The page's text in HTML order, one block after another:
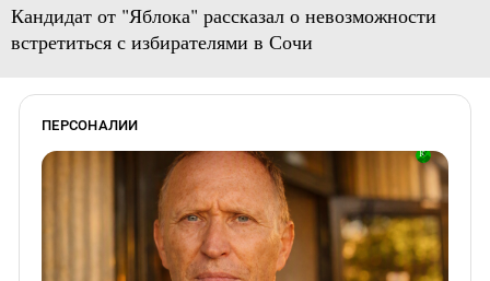
Кандидат от "Яблока" рассказал о невозможности
встретиться с избирателями в Сочи
ПЕРСОНАЛИИ